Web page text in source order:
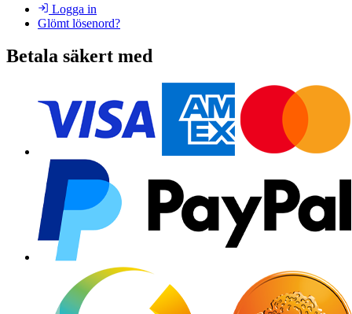
Logga in
Glömt lösenord?
Betala säkert med